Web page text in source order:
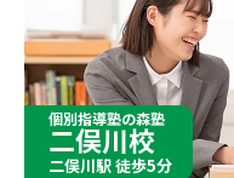
中学生の個別指導
高校生の個別指導
森塾を知る
個別指導塾の森塾
二俣川校
二俣川駅 徒歩5分